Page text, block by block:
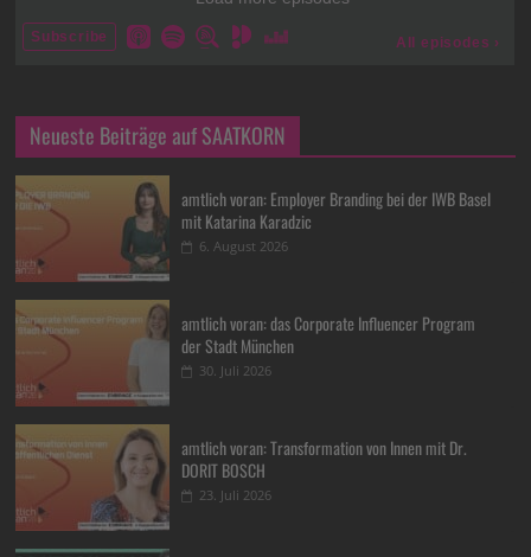
Neueste Beiträge auf SAATKORN
amtlich voran: Employer Branding bei der IWB Basel
mit Katarina Karadzic
6. August 2026
amtlich voran: das Corporate Influencer Program
der Stadt München
30. Juli 2026
amtlich voran: Transformation von Innen mit Dr.
DORIT BOSCH
23. Juli 2026